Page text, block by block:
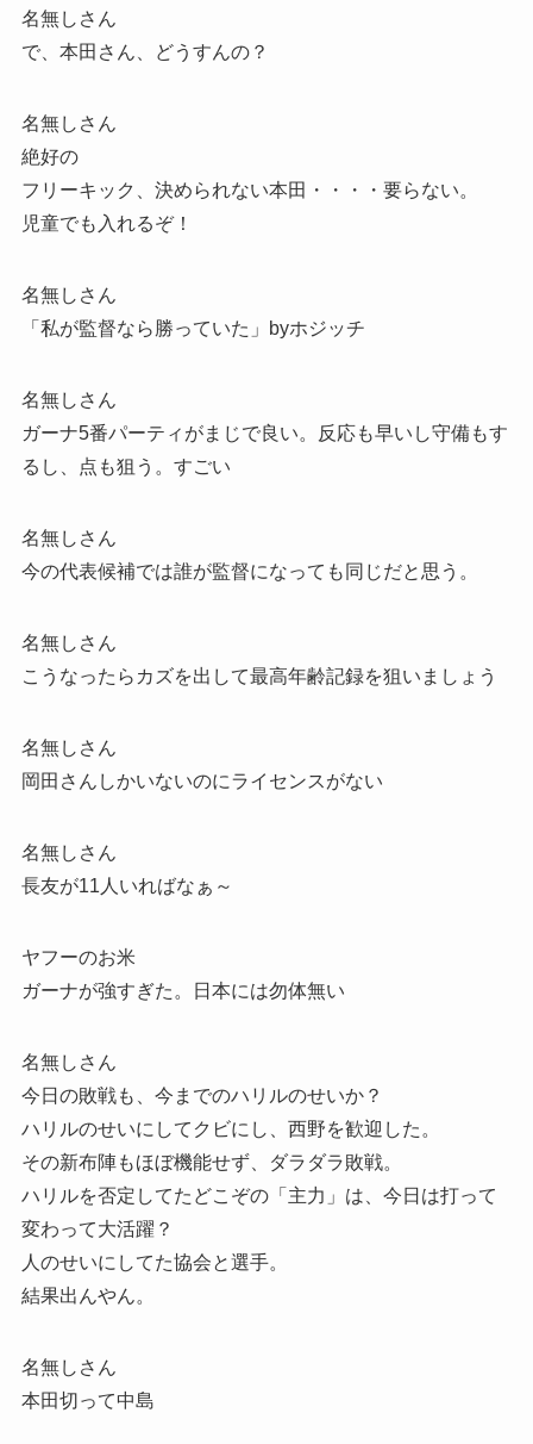
名無しさん
で、本田さん、どうすんの？
名無しさん
絶好の
フリーキック、決められない本田・・・・要らない。
児童でも入れるぞ！
名無しさん
「私が監督なら勝っていた」byホジッチ
名無しさん
ガーナ5番パーティがまじで良い。反応も早いし守備もす
るし、点も狙う。すごい
名無しさん
今の代表候補では誰が監督になっても同じだと思う。
名無しさん
こうなったらカズを出して最高年齢記録を狙いましょう
名無しさん
岡田さんしかいないのにライセンスがない
名無しさん
長友が11人いればなぁ～
ヤフーのお米
ガーナが強すぎた。日本には勿体無い
名無しさん
今日の敗戦も、今までのハリルのせいか？
ハリルのせいにしてクビにし、西野を歓迎した。
その新布陣もほぼ機能せず、ダラダラ敗戦。
ハリルを否定してたどこぞの「主力」は、今日は打って
変わって大活躍？
人のせいにしてた協会と選手。
結果出んやん。
名無しさん
本田切って中島